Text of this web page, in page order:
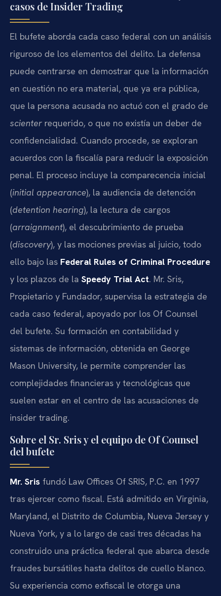
casos de Insider Trading
El bufete aborda cada caso federal con un análisis
riguroso de los elementos del delito. La defensa
puede centrarse en demostrar que la información
en cuestión no era material, que ya era pública,
que la persona acusada no actuó con el grado de
scienterrequerido, o que no existía un deber de
confidencialidad. Cuando procede, se exploran
acuerdos con la fiscalía para reducir la exposición
penal. El proceso incluye la comparecencia inicial
(initial appearance), la audiencia de detención
(detention hearing), la lectura de cargos
(arraignment), el descubrimiento de prueba
(discovery), y las mociones previas al juicio, todo
ello bajo las Federal Rules of Criminal Procedure
y los plazos de la Speedy Trial Act. Mr. Sris,
Propietario y Fundador, supervisa la estrategia de
cada caso federal, apoyado por los Of Counsel
del bufete. Su formación en contabilidad y
sistemas de información, obtenida en George
Mason University, le permite comprender las
complejidades financieras y tecnológicas que
suelen estar en el centro de las acusaciones de
insider trading.
Sobre el Sr. Sris y el equipo de Of Counsel
del bufete
Mr. Sris fundó Law Offices Of SRIS, P.C. en 1997
tras ejercer como fiscal. Está admitido en Virginia,
Maryland, el Distrito de Columbia, Nueva Jersey y
Nueva York, y a lo largo de casi tres décadas ha
construido una práctica federal que abarca desde
fraudes bursátiles hasta delitos de cuello blanco.
Su experiencia como exfiscal le otorga una